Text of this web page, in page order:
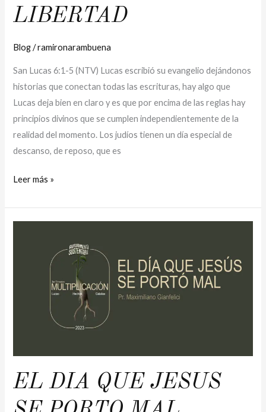
LIBERTAD
Blog/ramironarambuena
San Lucas 6:1-5 (NTV) Lucas escribió su evangelio dejándonos
historias que conectan todas las escrituras, hay algo que
Lucas deja bien en claro y es que por encima de las reglas hay
principios divinos que se cumplen independientemente de la
realidad del momento. Los judíos tienen un día especial de
descanso, de reposo, que es
Leer más »
EL DIA QUE JESUS